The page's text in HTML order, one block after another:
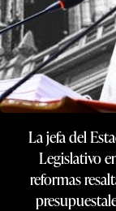
La jefa del
Legislativo
reformas